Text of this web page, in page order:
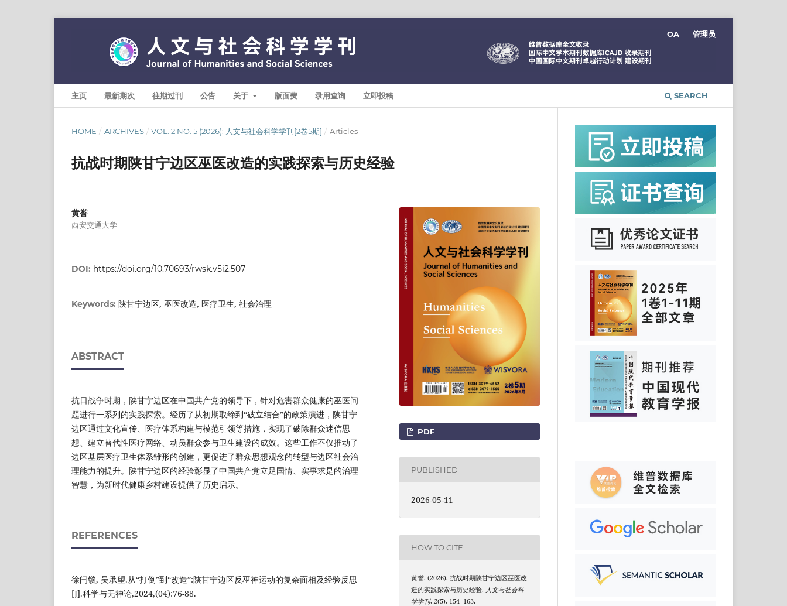
主页 最新期次 往期过刊 公告 关于 版面费 录用查询 立即投稿 SEARCH
OA 管理员
HOME / ARCHIVES / VOL. 2 NO. 5 (2026): 人文与社会科学学刊[2卷5期] / Articles
抗战时期陕甘宁边区巫医改造的实践探索与历史经验
黄誉
西安交通大学
DOI: https://doi.org/10.70693/rwsk.v5i2.507
Keywords: 陕甘宁边区, 巫医改造, 医疗卫生, 社会治理
ABSTRACT
抗日战争时期，陕甘宁边区在中国共产党的领导下，针对危害群众健康的巫医问
题进行一系列的实践探索。经历了从初期取缔到“破立结合”的政策演进，陕甘宁
边区通过文化宣传、医疗体系构建与模范引领等措施，实现了破除群众迷信思
想、建立替代性医疗网络、动员群众参与卫生建设的成效。这些工作不仅推动了
边区基层医疗卫生体系雏形的创建，更促进了群众思想观念的转型与边区社会治
理能力的提升。陕甘宁边区的经验彰显了中国共产党立足国情、实事求是的治理
智慧，为新时代健康乡村建设提供了历史启示。
REFERENCES
徐闩锁, 吴承望.从“打倒”到“改造”:陕甘宁边区反巫神运动的复杂面相及经验反思
[J].科学与无神论,2024,(04):76-88.
PDF
PUBLISHED
2026-05-11
HOW TO CITE
黄誉. (2026). 抗战时期陕甘宁边区巫医改
造的实践探索与历史经验. 人文与社会科
学学刊,2(5), 154–163.